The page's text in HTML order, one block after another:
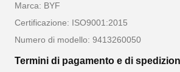
Marca: BYF
Certificazione: ISO9001:2015
Numero di modello: 9413260050
Termini di pagamento e di